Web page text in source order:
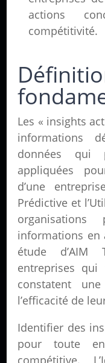
actions
compétitivité.
Les « insights
informations
données qui
appliquées
d’une
Prédictive et
organisations
informations en
étude d’AIM
entreprises
constatent
l’efficacité de
Identifier des
pour toute
compétitive.